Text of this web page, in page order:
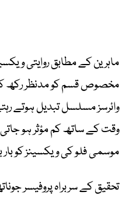
ماہرین کے مطابق روایتی
مخصوص قسم کو مدنظر رکھ
وائرسز مسلسل تبدیل ہوتے
وقت کے ساتھ کم مؤثر ہو
موسمی فلو کی ویکسینز کو بار
تحقیق کے سربراہ پروفیسر